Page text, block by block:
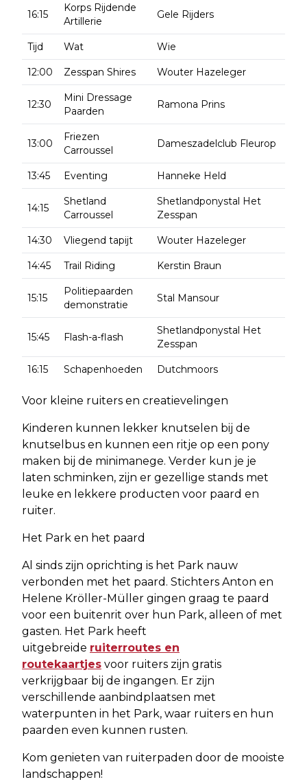
16:15
Korps Rijdende
Artillerie
Gele Rijders
Tijd Wat Wie
12:00 Zesspan Shires Wouter Hazeleger
12:30
Mini Dressage
Paarden
Ramona Prins
13:00
Friezen
Carroussel
Dameszadelclub Fleurop
13:45 Eventing Hanneke Held
14:15
Shetland
Carroussel
Shetlandponystal Het
Zesspan
14:30 Vliegend tapijt Wouter Hazeleger
14:45 Trail Riding Kerstin Braun
15:15
Politiepaarden
demonstratie
Stal Mansour
15:45 Flash-a-flash
Shetlandponystal Het
Zesspan
16:15 Schapenhoeden Dutchmoors
Voor kleine ruiters en creatievelingen
Kinderen kunnen lekker knutselen bij de
knutselbus en kunnen een ritje op een pony
maken bij de minimanege. Verder kun je je
laten schminken, zijn er gezellige stands met
leuke en lekkere producten voor paard en
ruiter.
Het Park en het paard
Al sinds zijn oprichting is het Park nauw
verbonden met het paard. Stichters Anton en
Helene Kröller-Müller gingen graag te paard
voor een buitenrit over hun Park, alleen of met
gasten. Het Park heeft
uitgebreide ruiterroutes en
routekaartjes voor ruiters zijn gratis
verkrijgbaar bij de ingangen. Er zijn
verschillende aanbindplaatsen met
waterpunten in het Park, waar ruiters en hun
paarden even kunnen rusten.
Kom genieten van ruiterpaden door de mooiste
landschappen!